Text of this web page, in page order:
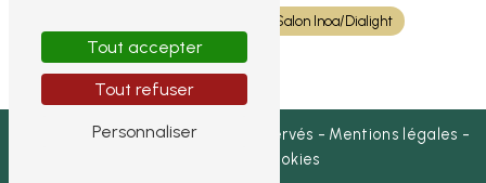
Salon Inoa/Dialight
Vistalid- 2026 - Tous droits réservés - Mentions légales -
Gestion des cookies
Tout accepter
Tout refuser
Personnaliser